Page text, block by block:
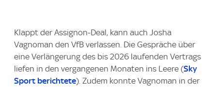
Klappt der Assignon-Deal, kann auch Josha
Vagnoman den VfB verlassen. Die Gespräche über
eine Verlängerung des bis 2026 laufenden Vertrags
liefen in den vergangenen Monaten ins Leere (Sky
Sport berichtete). Zudem konnte Vagnoman in der